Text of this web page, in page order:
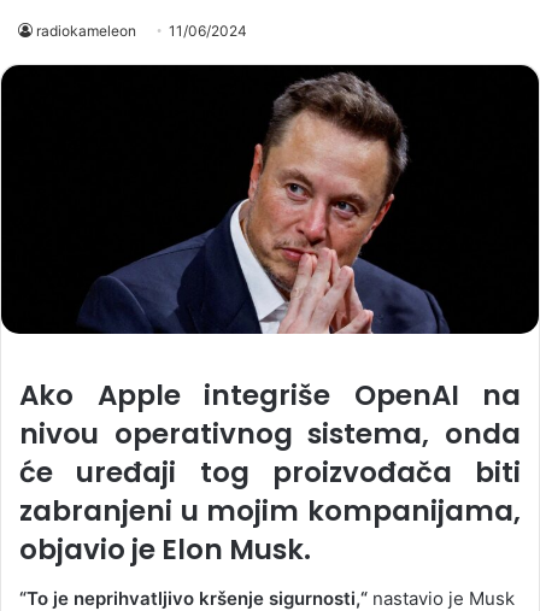
radiokameleon 11/06/2024
Ako Apple integriše OpenAI na
nivou operativnog sistema, onda
će uređaji tog proizvođača biti
zabranjeni u mojim kompanijama,
objavio je Elon Musk.
“To je neprihvatljivo kršenje sigurnosti,“ nastavio je Musk